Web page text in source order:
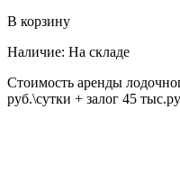
В корзину
Наличие: На складе
Стоимость аренды
руб.\сутки + залог 45